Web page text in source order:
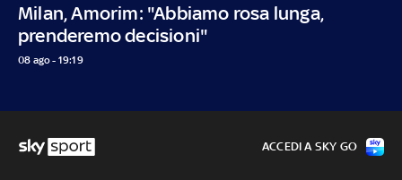
Milan, Amorim: "Abbiamo rosa lunga,
prenderemo decisioni"
08 ago - 19:19
ACCEDI A SKY GO